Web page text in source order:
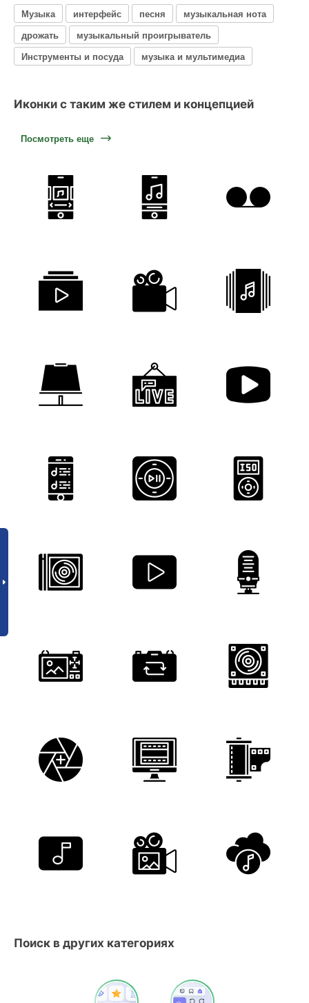
Музыка интерфейс песня
музыкальная нота
дрожать
музыкальный проигрыватель
Инструменты и посуда
музыка и мультимедиа
Иконки с таким же стилем и концепцией
Посмотреть еще
Поиск в других категориях